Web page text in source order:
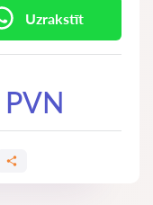
Uzrakstīt